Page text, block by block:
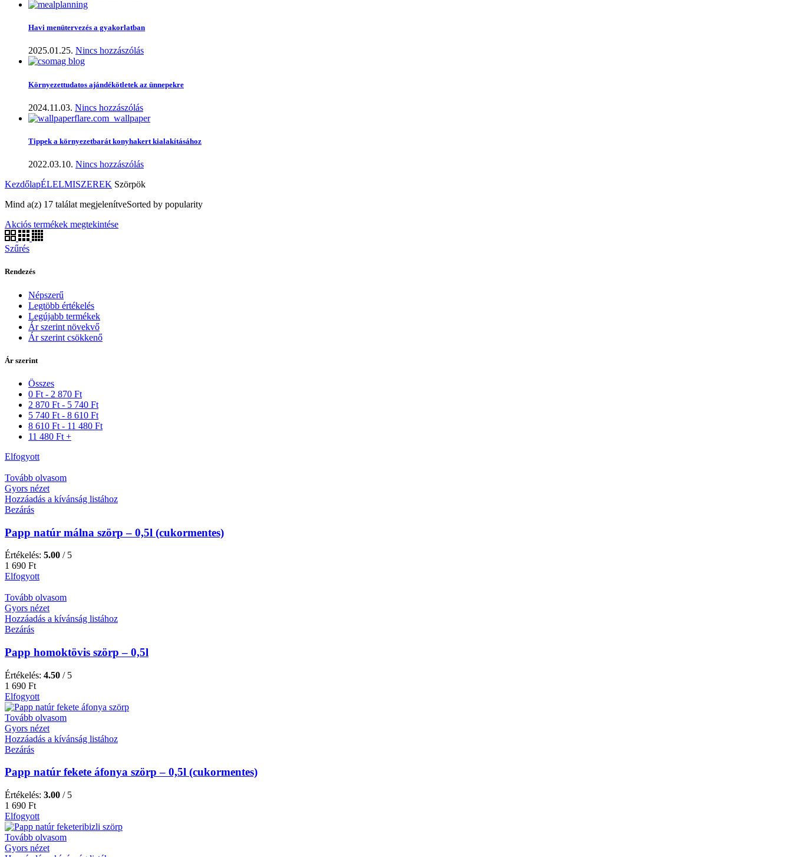
Havi menütervezés a gyakorlatban
2025.01.25. Nincs hozzászólás
Környezettudatos ajándékötletek az ünnepekre
2024.11.03. Nincs hozzászólás
Tippek a környezetbarát konyhakert kialakításához
2022.03.10. Nincs hozzászólás
KezdőlapÉLELMISZEREK Szörpök
Mind a(z) 17 találat megjelenítveSorted by popularity
Akciós termékek megtekintése
Szűrés
Rendezés
Népszerű
Legtöbb értékelés
Legújabb termékek
Ár szerint növekvő
Ár szerint csökkenő
Ár szerint
Összes
0 Ft - 2 870 Ft
2 870 Ft - 5 740 Ft
5 740 Ft - 8 610 Ft
8 610 Ft - 11 480 Ft
11 480 Ft +
Elfogyott
Tovább olvasom
Gyors nézet
Hozzáadás a kívánság listához
Bezárás
Papp natúr málna szörp – 0,5l (cukormentes)
Értékelés: 5.00 / 5
1 690 Ft
Elfogyott
Tovább olvasom
Gyors nézet
Hozzáadás a kívánság listához
Bezárás
Papp homoktövis szörp – 0,5l
Értékelés: 4.50 / 5
1 690 Ft
Elfogyott
Tovább olvasom
Gyors nézet
Hozzáadás a kívánság listához
Bezárás
Papp natúr fekete áfonya szörp – 0,5l (cukormentes)
Értékelés: 3.00 / 5
1 690 Ft
Elfogyott
Tovább olvasom
Gyors nézet